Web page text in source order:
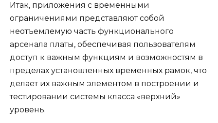
Итак, приложения с временными
ограничениями представляют собой
неотъемлемую часть функционального
арсенала платы, обеспечивая пользователям
доступ к важным функциям и возможностям в
пределах установленных временных рамок, что
делает их важным элементом в построении и
тестировании системы класса «верхний»
уровень.